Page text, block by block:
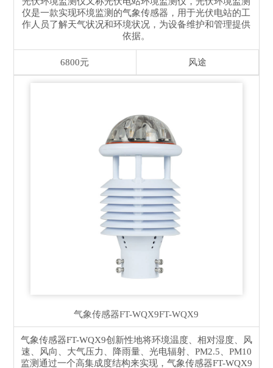
仪是一款实现环境监测的气象传感器，用于光伏电站的工
作人员了解天气状况和环境状况，为设备维护和管理提供
依据。
6800元 风途
气象传感器FT-WQX9FT-WQX9
气象传感器FT-WQX9创新性地将环境温度、相对湿度、风
速、风向、大气压力、降雨量、光电辐射、PM2.5、PM10
监测通过一个高集成度结构来实现，气象传感器FT-WQX9